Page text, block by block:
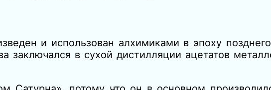
и использован алхимиками в эпоху
заключался в сухой дистилляции ацетатов